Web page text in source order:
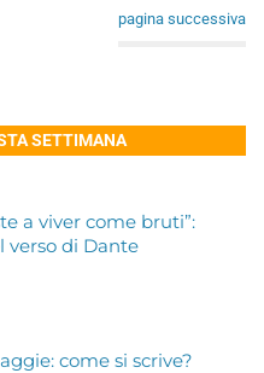
pagina successiva
SETTIMANA
a viver come bruti”:
verso di Dante
come si scrive?